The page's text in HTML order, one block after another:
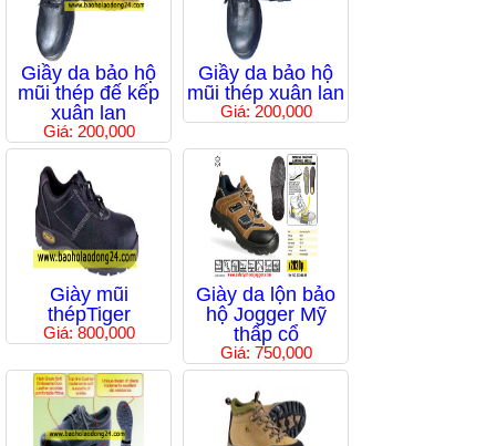
Giầy da bảo hộ
mũi thép đế kếp
xuân lan
Giá: 200,000
Giầy da bảo hộ
mũi thép xuân lan
Giá: 200,000
Giày mũi
thépTiger
Giá: 800,000
Giày da lộn bảo
hộ Jogger Mỹ
thấp cổ
Giá: 750,000